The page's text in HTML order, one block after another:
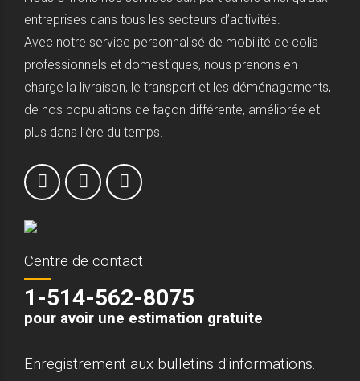
entreprises dans tous les secteurs d’activités.
Avec notre service personnalisé de mobilité de colis
professionnels et domestiques, nous prenons en
charge la livraison, le transport et les déménagements,
de nos populations de façon différente, améliorée et
plus dans l’ère du temps.
Centre de contact
1-514-562-8075
pour avoir une estimation gratuite
Enregistrement aux bulletins d'informations.